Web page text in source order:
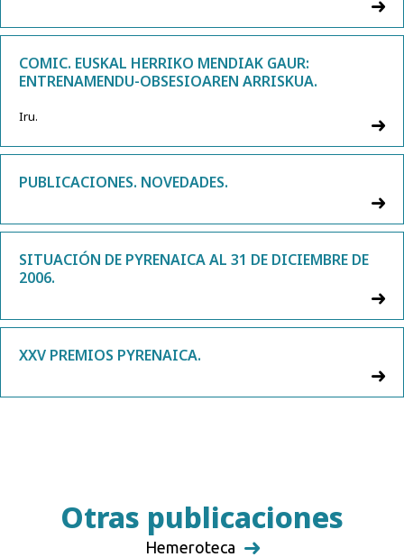
COMIC. EUSKAL HERRIKO MENDIAK GAUR:
ENTRENAMENDU-OBSESIOAREN ARRISKUA.
Iru.
PUBLICACIONES. NOVEDADES.
SITUACIÓN DE PYRENAICA AL 31 DE DICIEMBRE DE
2006.
XXV PREMIOS PYRENAICA.
Otras publicaciones
Hemeroteca